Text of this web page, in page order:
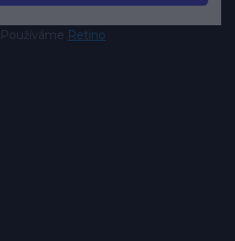
Používáme Retino